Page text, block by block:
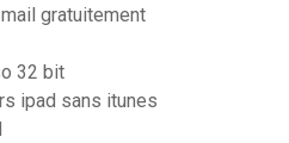
gratuitement
32 bit
ipad sans itunes